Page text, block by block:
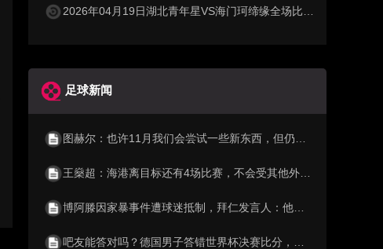
2026年04月19日湖北青年星VS海门珂缔缘全场比赛录像回放
足球新闻
图赫尔：也许11月我们会尝试一些新东西，但仍然会保持竞争力
王燊超：海港离目标还有4场比赛，不会受其他外界的影响
博阿滕因家暴事件遭球迷抵制，拜仁发言人：他并不是回来工作
吧友能答对吗？德国男子答错世界杯决赛比分，痛失百万元奖金